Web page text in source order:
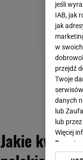
Jakie kwiaty
jeśli
IAB, jak
jak
w
przejdź
Twoje
danych
lub
lub
Więcej